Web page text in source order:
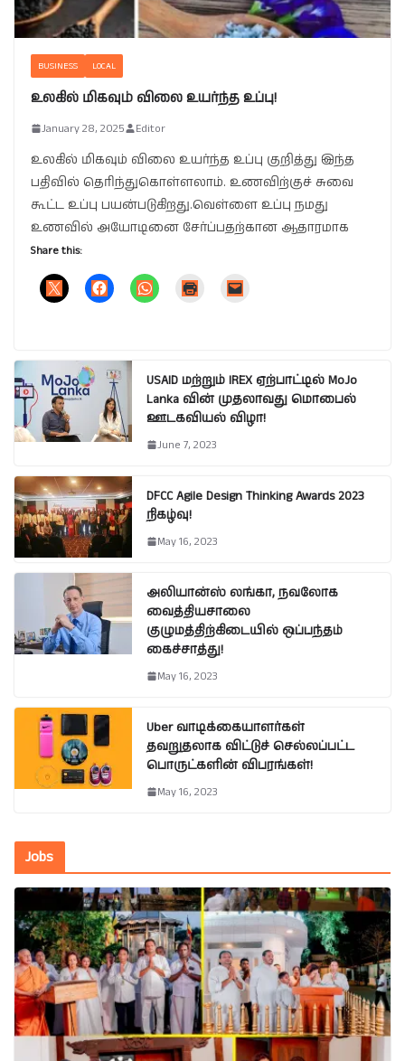
BUSINESS LOCAL
உலகில் மிகவும் விலை உயர்ந்த உப்பு!
January 28, 2025 Editor
உலகில் மிகவும் விலை உயர்ந்த உப்பு குறித்து இந்த
பதிவில் தெரிந்துகொள்ளலாம். உணவிற்குச் சுவை
கூட்ட உப்பு பயன்படுகிறது.வெள்ளை உப்பு நமது
உணவில் அயோடினை சேர்ப்பதற்கான ஆதாரமாக
Share this:
USAID மற்றும் IREX ஏற்பாட்டில் MoJo
Lanka வின் முதலாவது மொபைல்
ஊடகவியல் விழா!
June 7, 2023
DFCC Agile Design Thinking Awards 2023
நிகழ்வு!
May 16, 2023
அலியான்ஸ் லங்கா, நவலோக
வைத்தியசாலை
குழுமத்திற்கிடையில் ஒப்பந்தம்
கைச்சாத்து!
May 16, 2023
Uber வாடிக்கையாளர்கள்
தவறுதலாக விட்டுச் செல்லப்பட்ட
பொருட்களின் விபரங்கள்!
May 16, 2023
Jobs